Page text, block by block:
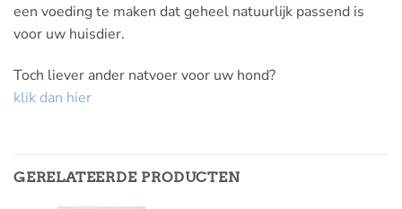
een voeding te maken dat geheel natuurlijk passend is
voor uw huisdier.
Toch liever ander natvoer voor uw hond?
klik dan hier
GERELATEERDE PRODUCTEN